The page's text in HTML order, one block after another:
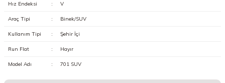
Hız Endeksi : V
Araç Tipi : Binek/SUV
Kullanım Tipi : Şehir İçi
Run Flat : Hayır
Model Adı : 701 SUV